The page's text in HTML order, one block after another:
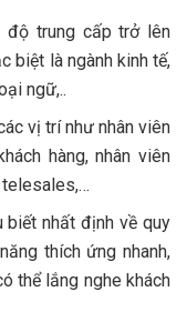
độ trung cấp trở lên
biệt là ngành kinh tế,
ngữ,..
vị trí như nhân viên
hàng, nhân viên
telesales,…
biết nhất định về quy
thích ứng nhanh,
thể lắng nghe khách